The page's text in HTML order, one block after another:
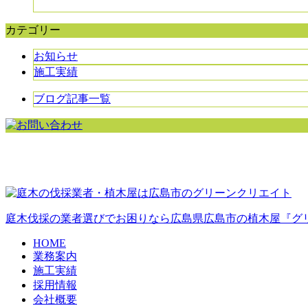
カテゴリー
お知らせ
施工実績
ブログ記事一覧
庭木伐採の業者選びでお困りなら広島県広島市の植木屋『
HOME
業務案内
施工実績
採用情報
会社概要